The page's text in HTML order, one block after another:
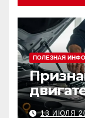
ПОЛЕЗНАЯ
ехать
13 ИЮЛЯ